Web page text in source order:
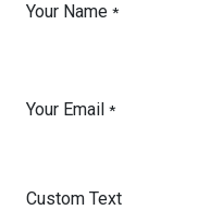
Your Name *
Your Email *
Custom Text